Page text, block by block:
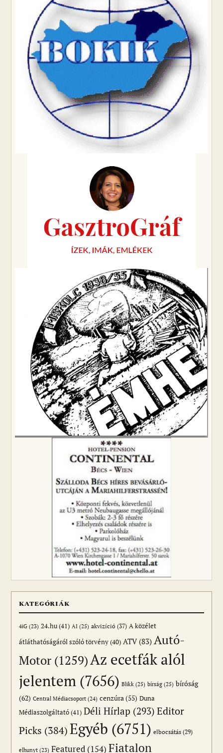
KATEGÓRIÁK
4iG (23) 24.hu(41) AI (25) akvizíció (37) A közélet
átláthatóságáról szóló törvény(40) ATV(83) Autó-
Motor (1259)Az ecetfák alól
jelentem (7656) Blikk (25) bírság (25) bíróság
(62) Central Médiacsoport (24) cenzúra(55) Duna
Médiaszolgáltató(41) Déli Hírlap (293) Editor
Picks (384)Egyéb (6751) elbocsátás (29)
elhunyt (23) Featured (154) Fiatalon